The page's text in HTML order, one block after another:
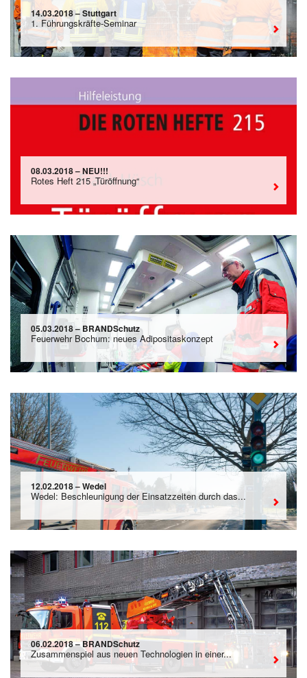
14.03.2018 – Stuttgart
1. Führungskräfte-Seminar
08.03.2018 – NEU!!!
Rotes Heft 215 „Türöffnung“
05.03.2018 – BRANDSchutz
Feuerwehr Bochum: neues Adipositaskonzept
12.02.2018 – Wedel
Wedel: Beschleunigung der Einsatzzeiten durch das...
06.02.2018 – BRANDSchutz
Zusammenspiel aus neuen Technologien in einer...